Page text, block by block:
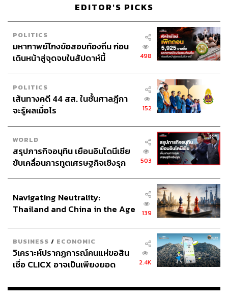
จากโถงล็อบบี้ที่สวยราวกับอยู่ในมุมหนึ่งของพิพิธภัณฑ์
EDITOR'S PICKS
POLITICS
มหากาพย์โกงข้อสอบท้องถิ่น ก่อน
เดินหน้าสู่จุดจบในสัปดาห์นี้
498
POLITICS
เส้นทางคดี 44 สส. ในชั้นศาลฎีกา
จะรู้ผลเมื่อไร
152
WORLD
สรุปภารกิจอนุทิน เยือนอินโดนีเซีย
ขับเคลื่อนการทูตเศรษฐกิจเชิงรุก
503
Navigating Neutrality:
Thailand and China in the Age
139
BUSINESS / ECONOMIC
วิเคราะห์ปรากฏการณ์คนแห่ขอสิน
เชื่อ CLICX อาจเป็นเพียงยอด
เรือนไทยที่ถูกซุกไว้
2.4K